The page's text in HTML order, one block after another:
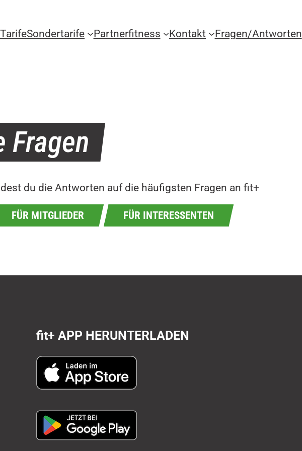
TarifeSondertarife Partnerfitness Kontakt Fragen/Antworten
du die Antworten auf die häufigsten Fragen an fit+
FÜR MITGLIEDER FÜR INTERESSENTEN
fit+ APP HERUNTERLADEN